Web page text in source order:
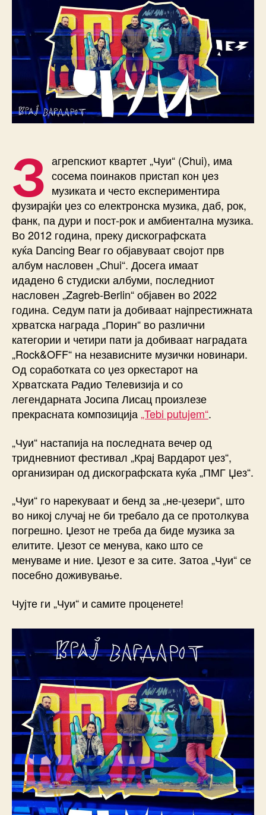
З агрепскиот квартет „Чуи“ (Chui), има
сосема поинаков пристап кон џез
музиката и често експериментира
фузирајќи џез со електронска музика, даб, рок,
фанк, па дури и пост-рок и амбиентална музика.
Во 2012 година, преку дискографската
куќа Dancing Bear го објавуваат својот прв
албум насловен „Chui“. Досега имаат
идадено 6 студиски албуми, последниот
насловен „Zagreb-Berlin“ објавен во 2022
година. Седум пати ја добиваат најпрестижната
хрватска награда „Порин“ во различни
категории и четири пати ја добиваат наградата
„Rock&OFF“ на независните музички новинари.
Од соработката со џез оркестарот на
Хрватската Радио Телевизија и со
легендарната Јосипа Лисац произлезе
прекрасната композиција„Tebi putujem“.
„Чуи“ настапија на последната вечер од
тридневниот фестивал „Крај Вардарот џез“,
организиран од дискографската куќа „ПМГ Џез“.
„Чуи“ го нарекуваат и бенд за „не-џезери“, што
во никој случај не би требало да се протолкува
погрешно. Џезот не треба да биде музика за
елитите. Џезот се менува, како што се
менуваме и ние. Џезот е за сите. Затоа „Чуи“ се
посебно доживување.
Чујте ги „Чуи“ и самите проценете!